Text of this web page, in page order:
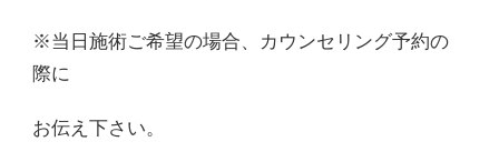
※当日施術ご希望の場合、カウンセリング予約の
際に
お伝え下さい。